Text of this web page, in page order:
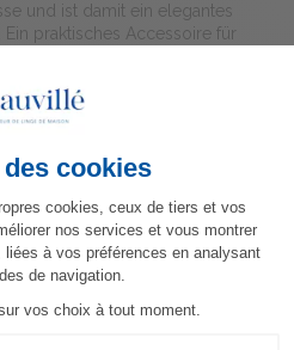
und ist damit ein elegantes
praktisches Accessoire für
in France